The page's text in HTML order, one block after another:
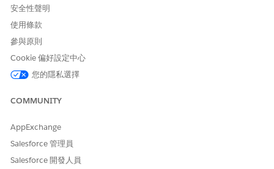
IT 服務的 IT 領導階層概觀顯示面板
從重要的 IT 度量 (例如每個員工的事件量分析和服務代表解決
度量) 視覺化和衍生營運效率洞察。依員工和服務代表分析整體
事件量資料,以最佳化資源配置並增強服務回應。使用顯示面板
可管理 IT 成本、預算,並推動數位轉換的創新。
適用於 IT 服務的 Knowledge Analytics 顯示面板
(KB) 的效率、識別差距並最佳化文章用量。視覺化Knowledge
使用 Omni-Channel Analytics 顯示面板深入瞭解所有管道的客
戶互動和服務代表績效。監視工作項目分佈、平均回答速度、平
安全性聲明
使用條款
參與原則
Cookie 偏好設定中心
您的隱私選擇
COMMUNITY
AppExchange
Salesforce 管理員
Salesforce 開發人員